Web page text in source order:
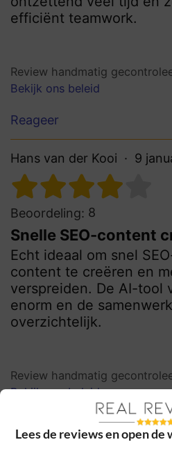
efficiënt teamwork.
Review handmatig
Bekijk ons beleid
Reageer
Hans van der Kooi 9
Beoordeling: 8
Snelle SEO-content
Echt ideaal om snel
content te creëren en
verspreiden. De AI-tool
enorm en de
overzichtelijk.
Review handmatig
Bekijk ons beleid
Lees de reviews en open